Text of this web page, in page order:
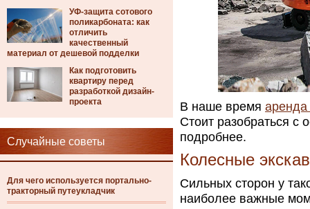
УФ-защита сотового
поликарбоната: как
отличить
качественный
материал от дешевой подделки
Как подготовить
квартиру перед
разработкой дизайн-
проекта
Случайные советы
Для чего используется портально-
тракторный путеукладчик
В наше время аренда
Стоит разобраться с
подробнее.
Колесные
Сильных сторон у
наиболее важные